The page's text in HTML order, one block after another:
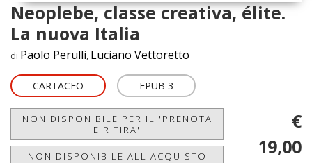
Neoplebe, classe creativa, élite.
La nuova Italia
di Paolo Perulli, Luciano Vettoretto
CARTACEO EPUB 3
NON DISPONIBILE PER IL 'PRENOTA
E RITIRA'
NON DISPONIBILE ALL'ACQUISTO
€
19,00